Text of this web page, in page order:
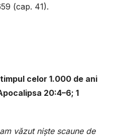
(cap. 41).
celor 1.000 de ani
20:4–6; 1
văzut niște scaune de